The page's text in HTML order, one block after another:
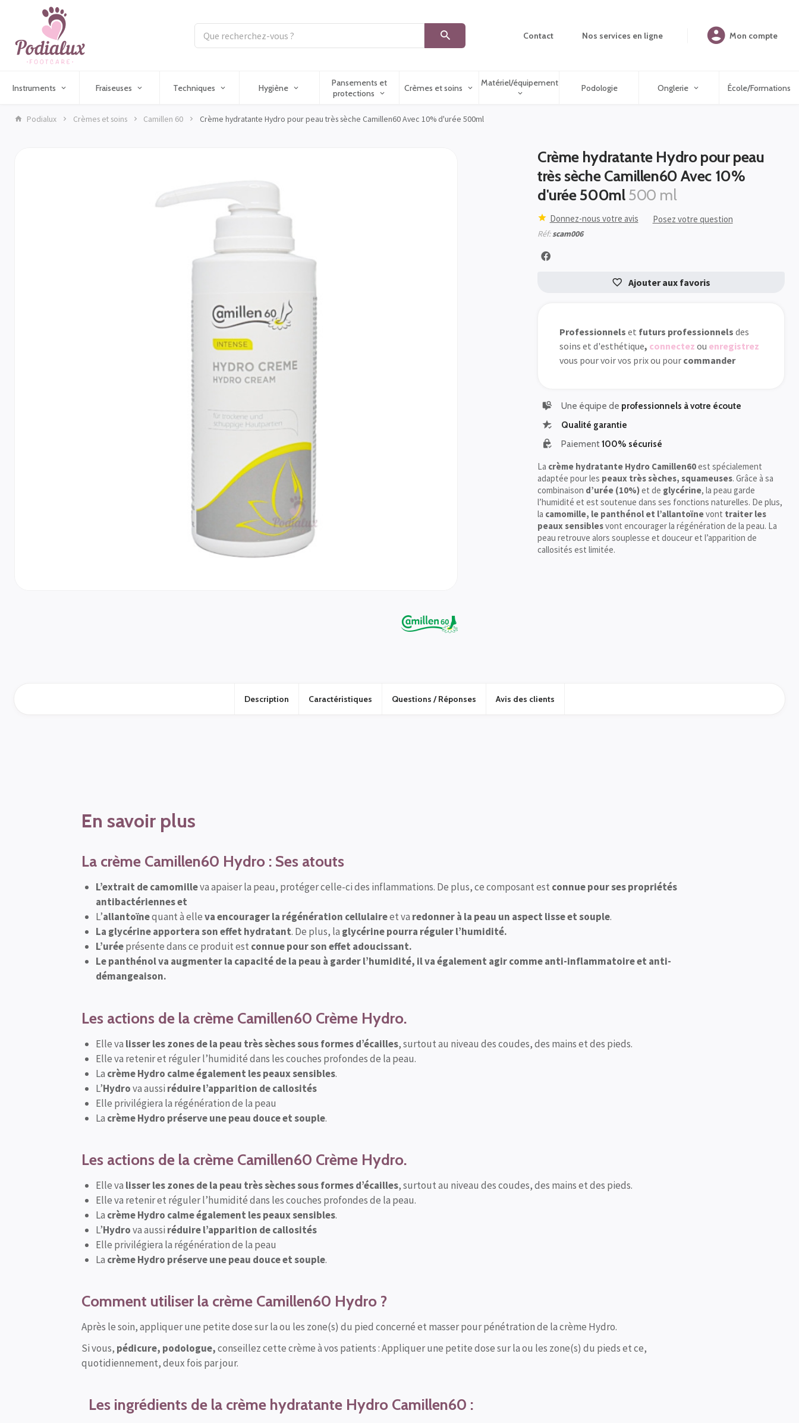
Contact Nos services en ligne Mon compte
Instruments Fraiseuses Techniques Hygiène
Pansements et
protections
Crèmes et soins Matériel/équipement Podologie Onglerie École/Formations
Podialux Crèmes et soins Camillen 60 Crème hydratante Hydro pour peau très sèche Camillen60 Avec 10% d'urée 500ml
Crème hydratante Hydro pour peau
très sèche Camillen60 Avec 10%
d'urée 500ml500 ml
Donnez-nous votre avis Posez votre question
Réf:scam006
Ajouter aux favoris
Professionnels et futurs professionnels des
soins et d'esthétique, connectez ou enregistrez
vous pour voir vos prix ou pour commander
Une équipe de professionnels à votre écoute
Qualité garantie
Paiement100% sécurisé
La crème hydratante Hydro Camillen60est spécialement
adaptée pour les peaux très sèches, squameuses. Grâce à sa
combinaison d’urée (10%)et de glycérine, la peau garde
l’humidité et est soutenue dans ses fonctions naturelles. De plus,
la camomille, le panthénol et l’allantoïnevont traiter les
peaux sensiblesvont encourager la régénération de la peau. La
peau retrouve alors souplesse et douceur et l’apparition de
callosités est limitée.
Description Caractéristiques Questions / Réponses Avis des clients
En savoir plus
La crème Camillen60 Hydro : Ses atouts
L’extrait de camomilleva apaiser la peau, protéger celle-ci des inflammations. De plus, ce composant est connue pour ses propriétés
antibactériennes et
L’allantoïnequant à elleva encourager la régénération cellulaireet va redonner à la peau un aspect lisse et souple.
La glycérine apportera son effet hydratant. De plus, la glycérine pourra réguler l’humidité.
L’uréeprésente dans ce produit est connue pour son effet adoucissant.
Le panthénol va augmenter la capacité de la peau à garder l’humidité, il va également agir comme anti-inflammatoire et anti-
démangeaison.
Les actions de la crème Camillen60 Crème Hydro.
Elle va lisser les zones de la peau très sèches sous formes d’écailles, surtout au niveau des coudes, des mains et des pieds.
Elle va retenir et réguler l’humidité dans les couches profondes de la peau.
La crème Hydro calme également les peaux sensibles.
L’Hydrova aussi réduire l’apparition de callosités
Elle privilégiera la régénération de la peau
La crème Hydro préserve une peau douce et souple.
Les actions de la crème Camillen60 Crème Hydro.
Elle va lisser les zones de la peau très sèches sous formes d’écailles, surtout au niveau des coudes, des mains et des pieds.
Elle va retenir et réguler l’humidité dans les couches profondes de la peau.
La crème Hydro calme également les peaux sensibles.
L’Hydrova aussi réduire l’apparition de callosités
Elle privilégiera la régénération de la peau
La crème Hydro préserve une peau douce et souple.
Comment utiliser la crème Camillen60 Hydro ?
Après le soin, appliquer une petite dose sur la ou les zone(s) du pied concerné et masser pour pénétration de la crème Hydro.
Si vous, pédicure, podologue,conseillez cette crème à vos patients : Appliquer une petite dose sur la ou les zone(s) du pieds et ce,
quotidiennement, deux fois par jour.
Les ingrédients de la crème hydratante Hydro Camillen60 :